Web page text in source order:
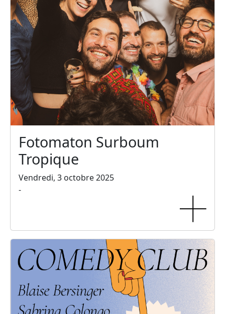
Fotomaton Surboum
Tropique
Vendredi, 3 octobre 2025
-